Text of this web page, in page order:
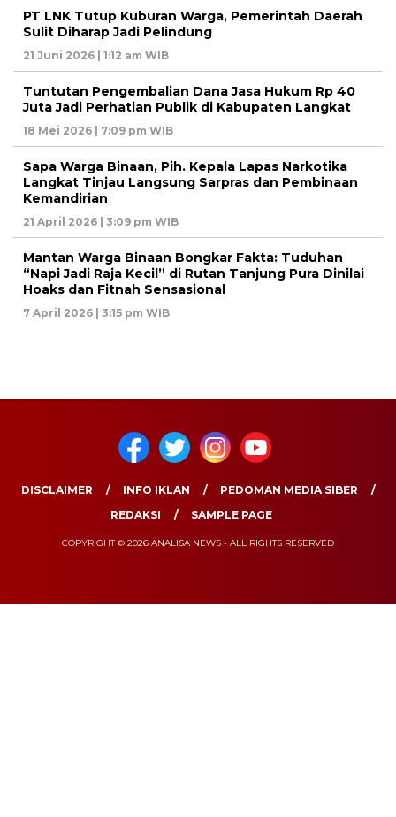
PT LNK Tutup Kuburan Warga, Pemerintah Daerah
Sulit Diharap Jadi Pelindung
21 Juni 2026 | 1:12 am WIB
Tuntutan Pengembalian Dana Jasa Hukum Rp 40
Juta Jadi Perhatian Publik di Kabupaten Langkat
18 Mei 2026 | 7:09 pm WIB
Sapa Warga Binaan, Pih. Kepala Lapas Narkotika
Langkat Tinjau Langsung Sarpras dan Pembinaan
Kemandirian
21 April 2026 | 3:09 pm WIB
Mantan Warga Binaan Bongkar Fakta: Tuduhan
“Napi Jadi Raja Kecil” di Rutan Tanjung Pura Dinilai
Hoaks dan Fitnah Sensasional
7 April 2026 | 3:15 pm WIB
DISCLAIMER INFO IKLAN
PEDOMAN MEDIA SIBER
REDAKSI
SAMPLE PAGE
COPYRIGHT © 2026 ANALISA NEWS - ALL RIGHTS RESERVED